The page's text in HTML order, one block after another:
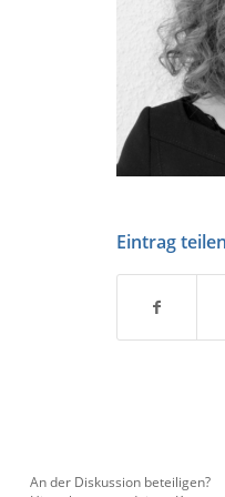
Eintrag
An der Diskussion beteiligen?